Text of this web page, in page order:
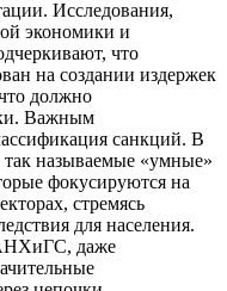
Исследования,
экономики и
что
на создании издержек
должно
Важным
санкций. В
называемые «умные»
фокусируются на
стремясь
для населения.
даже